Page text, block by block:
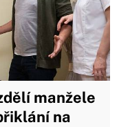
manžele
na